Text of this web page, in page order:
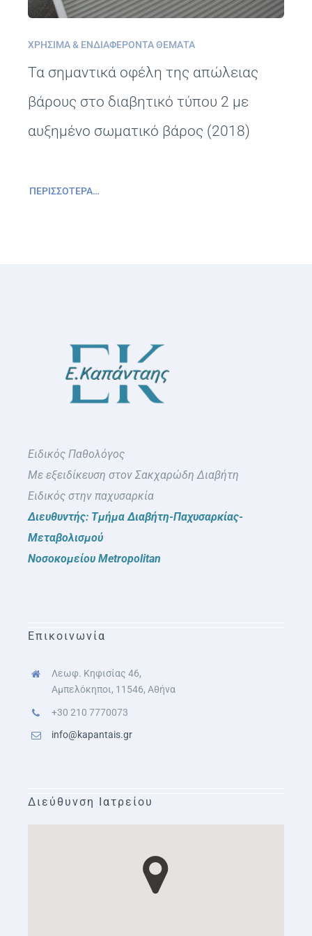
ΧΡΉΣΙΜΑ & ΕΝΔΙΑΦΈΡΟΝΤΑ ΘΈΜΑΤΑ
Τα σημαντικά οφέλη της απώλειας
βάρους στο διαβητικό τύπου 2 με
αυξημένο σωματικό βάρος (2018)
ΠΕΡΙΣΣΌΤΕΡΑ…
Ειδικός Παθολόγος
Με εξειδίκευση στον Σακχαρώδη Διαβήτη
Ειδικός στην παχυσαρκία
Διευθυντής: Τμήμα Διαβήτη-Παχυσαρκίας-
Μεταβολισμού
Νοσοκομείου Metropolitan
Επικοινωνία
Λεωφ. Κηφισίας 46,
Αμπελόκηποι, 11546, Αθήνα
+30 210 7770073
info@kapantais.gr
Διεύθυνση Ιατρείου